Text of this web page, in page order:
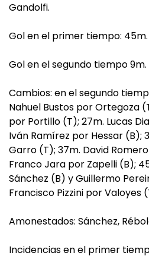
Gandolfi.
Gol en el primer tiempo:
Gol en el segundo tiempo 9m.
Cambios: en el segundo
Nahuel Bustos por Ortegoza
por Portillo (T); 27m. Lucas
Iván Ramírez por Hessar (B);
Garro (T); 37m. David
Franco Jara por Zapelli (B);
Sánchez (B) y Guillermo
Francisco Pizzini por Valoyes
Amonestados: Sánchez,
Incidencias en el primer